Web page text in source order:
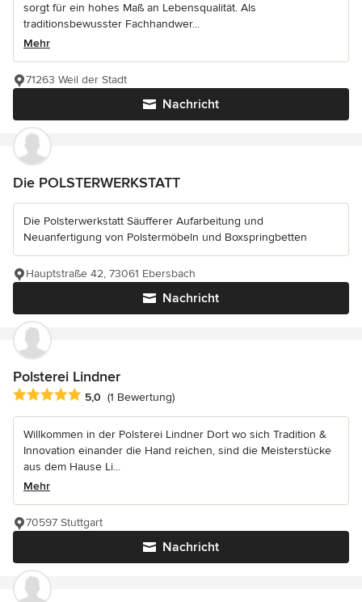
sorgt für ein hohes Maß an Lebensqualität. Als
traditionsbewusster Fachhandwer...
Mehr
Nachricht
71263 Weil der Stadt
Die POLSTERWERKSTATT
Die Polsterwerkstatt Säufferer Aufarbeitung und
Neuanfertigung von Polstermöbeln und Boxspringbetten
Nachricht
Hauptstraße 42, 73061 Ebersbach
Polsterei Lindner
Durchschnittliche Bewertung: 5 von 5 Sternen
5,0 (1 Bewertung)
Willkommen in der Polsterei Lindner Dort wo sich Tradition &
Innovation einander die Hand reichen, sind die Meisterstücke
aus dem Hause Li...
Mehr
Nachricht
70597 Stuttgart